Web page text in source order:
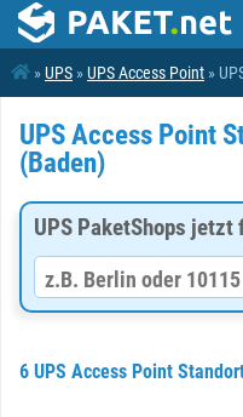
»UPS »UPS Access Point »
UPS Access Point
(Baden)
UPS PaketShops jetzt
6 UPS Access Point